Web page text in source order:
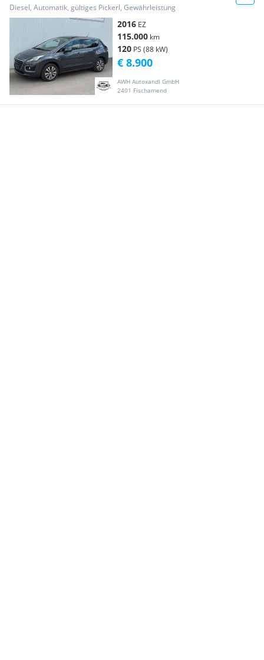
Diesel, Automatik, gültiges Pickerl, Gewährleistung
2016 EZ
115.000 km
120 PS (88 kW)
AWH Autoxandl GmbH
2401 Fischamend
€ 8.900